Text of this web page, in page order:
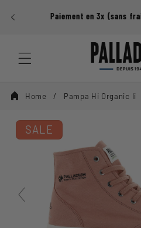
passer au
contenu
DE Paiement en 3x (sans
Home Pampa Hi Organic Ii
SALE